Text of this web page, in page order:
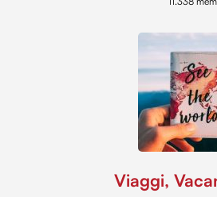
Viaggi,